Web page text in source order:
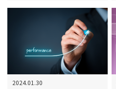
2024.01.30